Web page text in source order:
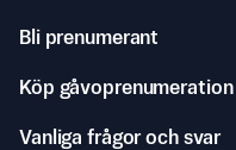
Bli prenumerant
Köp gåvoprenumeration
Vanliga frågor och svar